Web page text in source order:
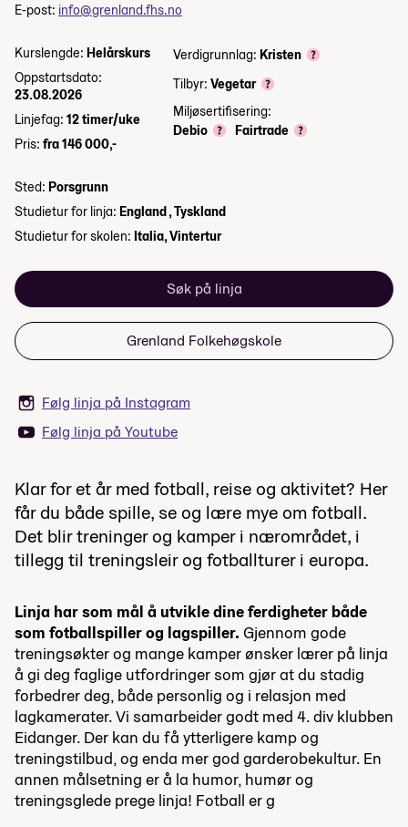
E-post: info@grenland.fhs.no
Kurslengde: Helårskurs
Oppstartsdato:
23.08.2026
Linjefag: 12 timer/uke
Pris: fra 146 000,-
Verdigrunnlag: Kristen
Tilbyr:Vegetar
Miljøsertifisering:
Debio
Fairtrade
Sted: Porsgrunn
Studietur for linja: England , Tyskland
Studietur for skolen: Italia, Vintertur
Søk på linja
Grenland Folkehøgskole
Følg linja på Instagram
Følg linja på Youtube
Klar for et år med fotball, reise og aktivitet? Her
får du både spille, se og lære mye om fotball.
Det blir treninger og kamper i nærområdet, i
tillegg til treningsleir og fotballturer i europa.
Linja har som mål å utvikle dine ferdigheter både
som fotballspiller og lagspiller. Gjennom gode
treningsøkter og mange kamper ønsker lærer på linja
å gi deg faglige utfordringer som gjør at du stadig
forbedrer deg, både personlig og i relasjon med
lagkamerater. Vi samarbeider godt med 4. div klubben
Eidanger. Der kan du få ytterligere kamp og
treningstilbud, og enda mer god garderobekultur. En
annen målsetning er å la humor, humør og
treningsglede prege linja! Fotball er g